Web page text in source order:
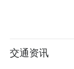
交通资讯